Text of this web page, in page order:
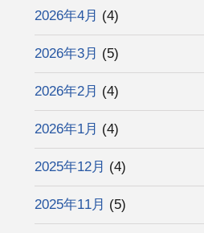
2026年4月 (4)
2026年3月 (5)
2026年2月 (4)
2026年1月 (4)
2025年12月 (4)
2025年11月 (5)